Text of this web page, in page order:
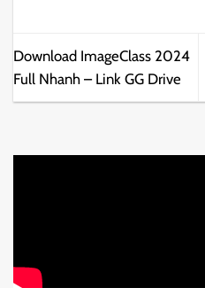
Download ImageClass 2024
Full Nhanh – Link GG Drive